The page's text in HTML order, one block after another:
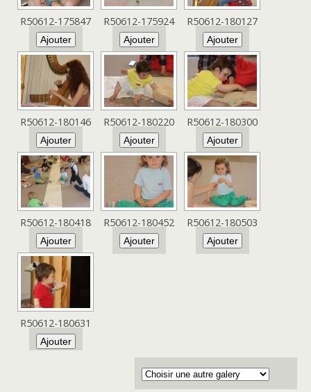
R50612-175847 R50612-175924 R50612-180127
R50612-180146 R50612-180220 R50612-180300
R50612-180418 R50612-180452 R50612-180503
R50612-180631